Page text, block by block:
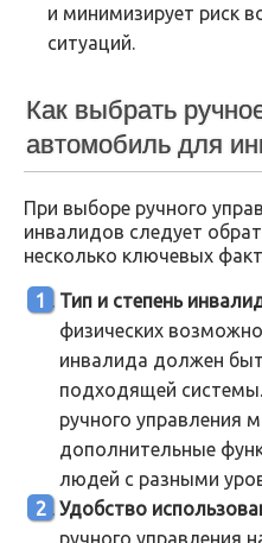
и минимизирует риск
ситуаций.
Как выбрать
автомобиль для
При выборе ручного
инвалидов следует
несколько ключевых
Тип и степень
физических
инвалида должен
подходящей
ручного управления
дополнительные
людей с разными
Удобство